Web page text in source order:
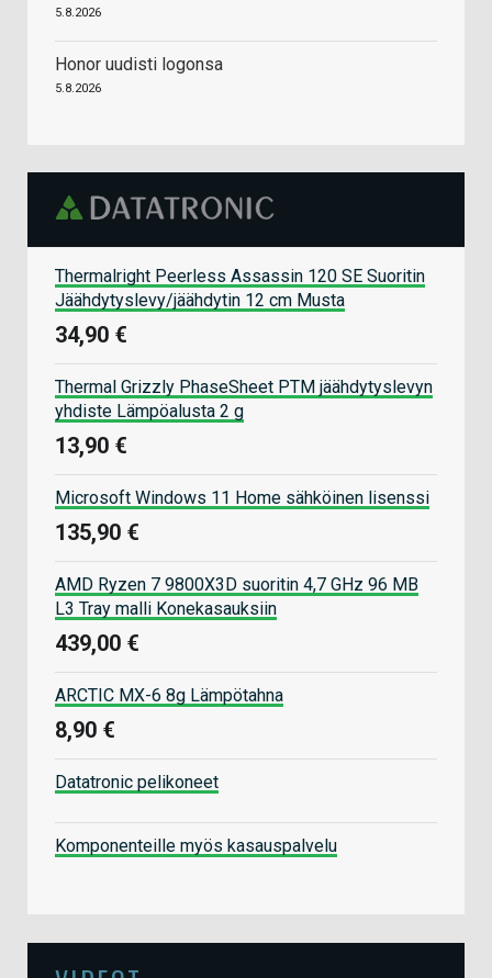
5.8.2026
Honor uudisti logonsa
5.8.2026
Thermalright Peerless Assassin 120 SE Suoritin
Jäähdytyslevy/jäähdytin 12 cm Musta
34,90 €
Thermal Grizzly PhaseSheet PTM jäähdytyslevyn
yhdiste Lämpöalusta 2 g
13,90 €
Microsoft Windows 11 Home sähköinen lisenssi
135,90 €
AMD Ryzen 7 9800X3D suoritin 4,7 GHz 96 MB
L3 Tray malli Konekasauksiin
439,00 €
ARCTIC MX-6 8g Lämpötahna
8,90 €
Datatronic pelikoneet
Komponenteille myös kasauspalvelu